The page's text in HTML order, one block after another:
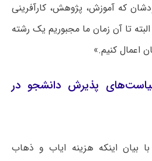
که آموزش، پژوهش، کارآفرینی
تا آن زمان ما مجبوریم یک رشته
اعمال کنیم.»
پذیرش دانشجو در
بیان اینکه هزینه ایاب و ذهاب